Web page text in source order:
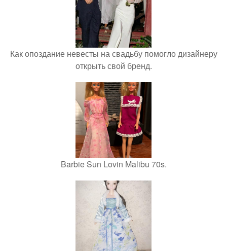
Как опоздание невесты на свадьбу помогло дизайнеру
открыть свой бренд.
Barbie Sun Lovin Malibu 70s.